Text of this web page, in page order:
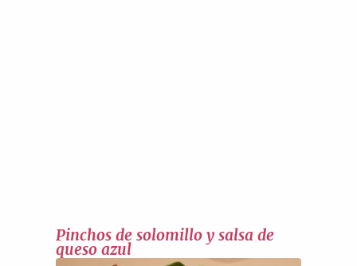
Pinchos de solomillo y salsa de
queso azul